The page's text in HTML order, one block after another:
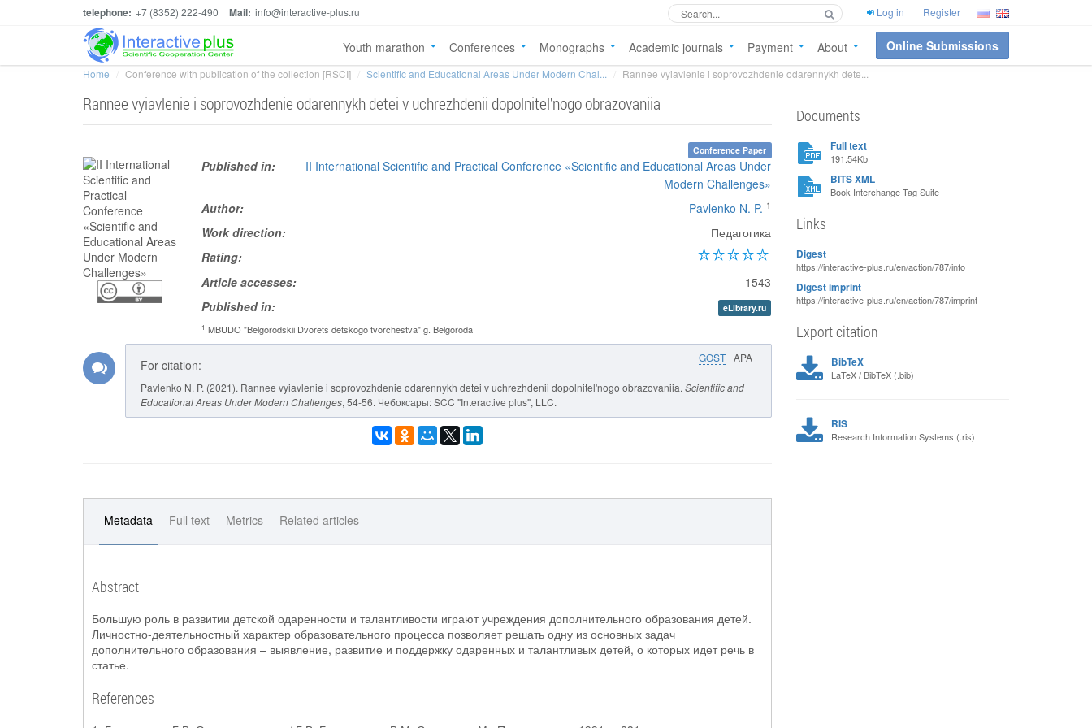
telephone: +7 (8352) 222-490 Mail: info@interactive-plus.ru Log in Register
Youth marathon Conferences Monographs Academic journals Payment About Online Submissions
Home Conference with publication of the collection [RSCI] Scientific and Educational Areas Under Modern Chal... Rannee vyiavlenie i soprovozhdenie odarennykh dete...
Rannee vyiavlenie i soprovozhdenie odarennykh detei v uchrezhdenii dopolnitel'nogo obrazovaniia
Conference Paper
Published in:
II International Scientific and Practical Conference «Scientific and Educational Areas Under
Modern Challenges»
Author:
Pavlenko N. P. 1
Work direction:
Педагогика
Rating:
Article accesses:
1543
Published in:
eLibrary.ru
1 MBUDO "Belgorodskii Dvorets detskogo tvorchestva" g. Belgoroda
GOST APA
For citation:
Pavlenko N. P. (2021). Rannee vyiavlenie i soprovozhdenie odarennykh detei v uchrezhdenii dopolnitel'nogo obrazovaniia. Scientific and
Educational Areas Under Modern Challenges, 54-56. Чебоксары: SCC "Interactive plus", LLC.
Metadata Full text Metrics Related articles
Abstract
Большую роль в развитии детской одаренности и талантливости играют учреждения дополнительного образования детей.
Личностно-деятельностный характер образовательного процесса позволяет решать одну из основных задач
дополнительного образования – выявление, развитие и поддержку одаренных и талантливых детей, о которых идет речь в
статье.
References
Documents
Full text
191.54Kb
BITS XML
Book Interchange Tag Suite
Links
Digest
https://interactive-plus.ru/en/action/787/info
Digest imprint
https://interactive-plus.ru/en/action/787/imprint
Export citation
BibTeX
LaTeX / BibTeX (.bib)
RIS
Research Information Systems (.ris)